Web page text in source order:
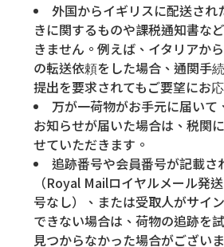
外国からイギリスに配送され
きに関するものや課税通知書な
きません。例えば、イタリアか
の転送依頼をした場合、通関手
提出を要求されてもご要望にお
万が一荷物がお手元に届いて
お知らせが届いた場合は、税関
せていただきます。
追跡番号や会員番号が記載さ
（Royal Mailロイヤルメール発
号なし）、または受取人がサイ
できない場合は、荷物の追跡を
見つからなかった場合がござい